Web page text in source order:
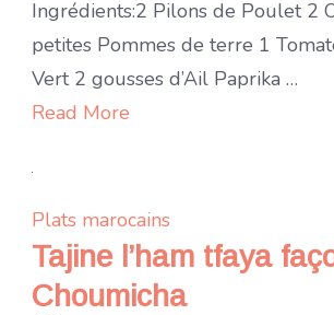
Ingrédients:2 Pilons de Poulet 2
petites Pommes de terre 1
Vert 2 gousses d’Ail Paprika …
Read More
Plats marocains
Tajine l’ham tfaya
Choumicha